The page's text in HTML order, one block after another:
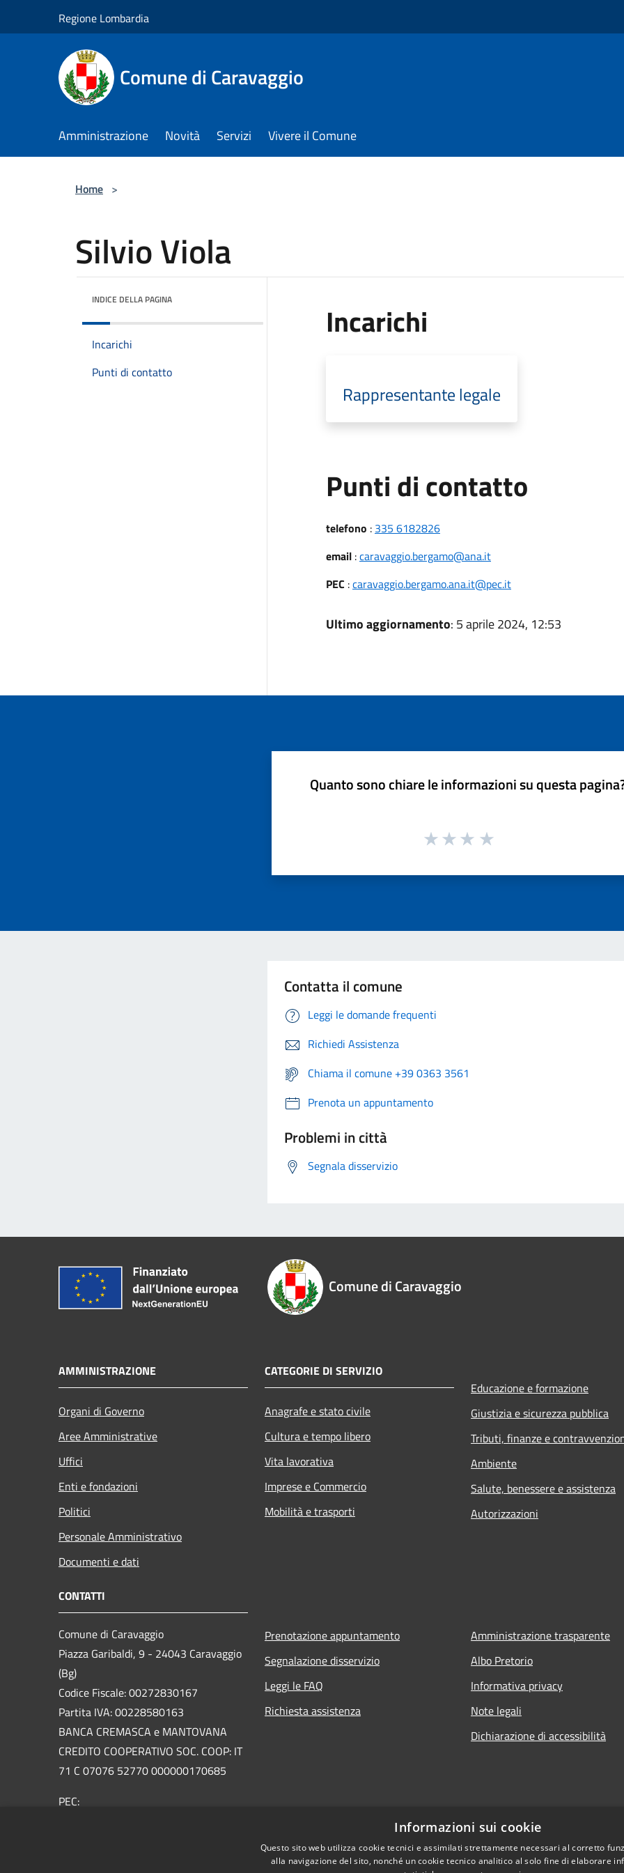
Regione Lombardia
Comune di Caravaggio
Amministrazione Novità Servizi Vivere il Comune
Home >
Silvio Viola
INDICE DELLA PAGINA
Incarichi
Punti di contatto
Incarichi
Rappresentante legale
Punti di contatto
telefono : 335 6182826
email:caravaggio.bergamo@ana.it
PEC :caravaggio.bergamo.ana.it@pec.it
Ultimo aggiornamento: 5 aprile 2024, 12:53
Quanto sono chiare le informazioni su questa
Contatta il comune
Leggi le domande frequenti
Richiedi Assistenza
Chiama il comune +39 0363 3561
Prenota un appuntamento
Problemi in città
Segnala disservizio
Comune di Caravaggio
AMMINISTRAZIONE
Organi di Governo
Aree Amministrative
Uffici
Enti e fondazioni
Politici
Personale Amministrativo
Documenti e dati
CATEGORIE DI SERVIZIO
Anagrafe e stato civile
Cultura e tempo libero
Vita lavorativa
Imprese e Commercio
Mobilità e trasporti
Educazione e formazione
Giustizia e sicurezza pubblica
Tributi, finanze e
Ambiente
Salute, benessere e assistenza
Autorizzazioni
CONTATTI
Comune di Caravaggio
Piazza Garibaldi, 9 - 24043 Caravaggio
(Bg)
Codice Fiscale: 00272830167
Partita IVA: 00228580163
BANCA CREMASCA e MANTOVANA
CREDITO COOPERATIVO SOC. COOP: IT
71 C 07076 52770 000000170685
PEC:
Prenotazione appuntamento
Segnalazione disservizio
Leggi le FAQ
Richiesta assistenza
Amministrazione trasparente
Albo Pretorio
Informativa privacy
Note legali
Dichiarazione di accessibilità
Informazioni sui cookie
Questo sito web utilizza cookie tecnici e assimilati strettamente necessari al corretto
alla navigazione del sito, nonché un cookie tecnico analitico al solo fine di elaborare